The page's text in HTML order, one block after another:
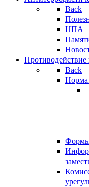
Back
НПА
Противодействие
Back
Формы